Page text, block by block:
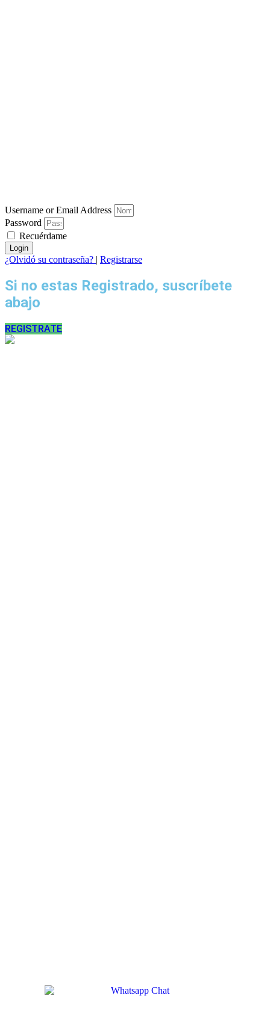
Username or Email Address
Password
Recuérdame
Login
¿Olvidó su contraseña? | Registrarse
Si no estas Registrado, suscríbete
abajo
REGISTRATE